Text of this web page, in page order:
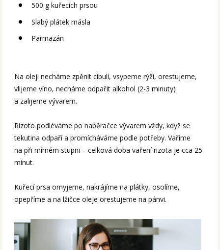
500 g kuřecích prsou
Slabý plátek másla
Parmazán
Na oleji necháme zpěnit cibuli, vsypeme rýži, orestujeme,
vlijeme víno, necháme odpařit alkohol (2-3 minuty)
a zalijeme vývarem.
Rizoto podléváme po naběračce vývarem vždy, když se
tekutina odpaří a promícháváme podle potřeby. Vaříme
na při mírném stupni – celková doba vaření rizota je cca 25
minut.
Kuřecí prsa omyjeme, nakrájíme na plátky, osolíme,
opepříme a na lžičce oleje orestujeme na pánvi.